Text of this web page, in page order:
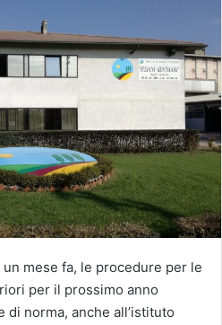
mese fa, le procedure per le
per il prossimo anno
di norma, anche all’istituto